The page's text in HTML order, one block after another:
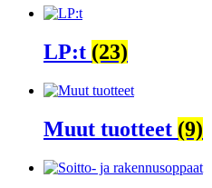
LP:t (23)
Muut tuotteet (9)